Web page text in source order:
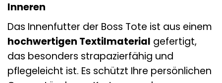
Inneren
Das Innenfutter der Boss Tote ist aus einem
hochwertigen Textilmaterial gefertigt,
das besonders strapazierfähig und
pflegeleicht ist. Es schützt Ihre persönlichen